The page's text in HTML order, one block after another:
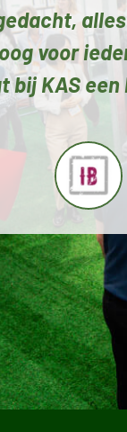
voor
bij KAS